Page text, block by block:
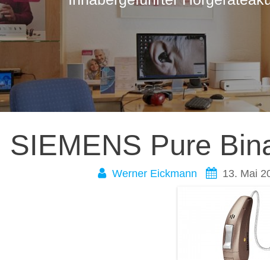
SIEMENS Pure
Werner Eickmann 13. Mai